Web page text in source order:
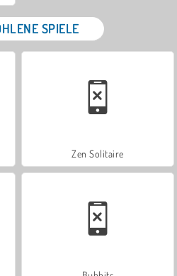
SPIELE
Zen Solitaire